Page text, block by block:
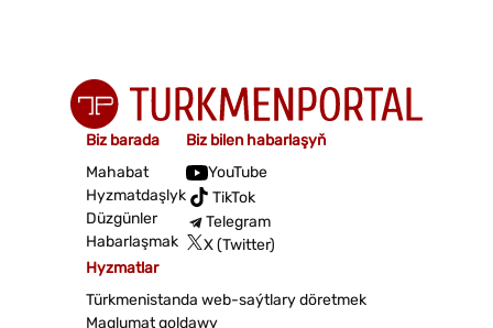
Biz barada
Mahabat
Hyzmatdaşlyk
Düzgünler
Habarlaşmak
Biz bilen habarlaşyň
YouTube
TikTok
Telegram
X (Twitter)
Hyzmatlar
Türkmenistanda web-saýtlary döretmek
Maglumat goldawy